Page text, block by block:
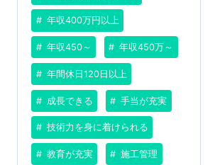
年収400万円以上
年収450～ 年収450万～
年間休日120日以上
成長できる 手当が充実
技術力を身に着けられる
教育が充実 施工管理